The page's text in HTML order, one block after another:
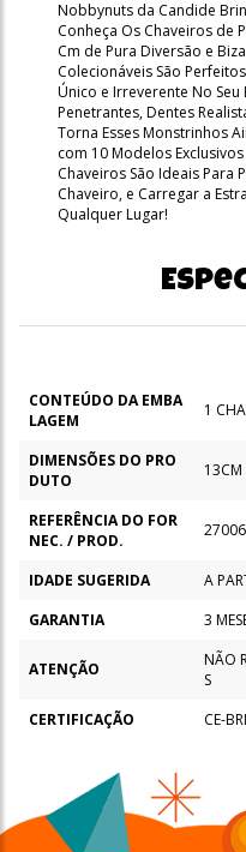
Nobbynuts da Candide
Conheça Os Chaveiros de
Cm de Pura Diversão e
Colecionáveis São
Único e Irreverente No Seu
Penetrantes, Dentes
Torna Esses Monstrinhos
com 10 Modelos
Chaveiros São Ideais Para
Chaveiro, e Carregar a
Qualquer Lugar!
CONTEÚDO DA EMBA
LAGEM
1
DIMENSÕES DO PRO
DUTO
13CM
REFERÊNCIA DO FOR
NEC. / PROD.
27006
IDADE SUGERIDA
A
GARANTIA
3
ATENÇÃO
NÃO
S
CERTIFICAÇÃO
CE-